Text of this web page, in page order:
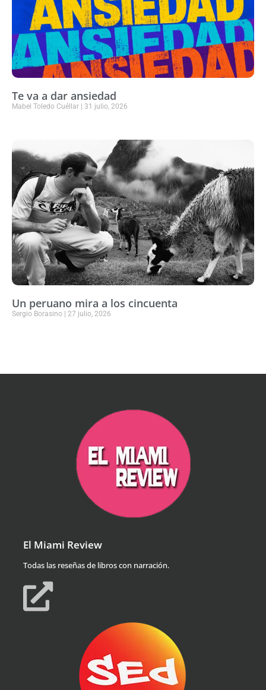
Te va a dar ansiedad
Mabel Toledo Cuéllar 31 julio, 2026
Un peruano mira a los cincuenta
Sergio Borasino 27 julio, 2026
El Miami Review
Todas las reseñas de libros con narración.